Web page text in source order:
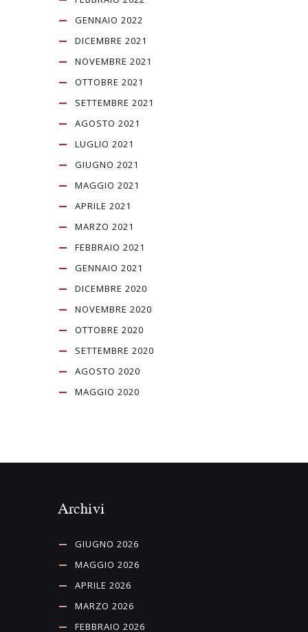
GENNAIO 2022
DICEMBRE 2021
NOVEMBRE 2021
OTTOBRE 2021
SETTEMBRE 2021
AGOSTO 2021
LUGLIO 2021
GIUGNO 2021
MAGGIO 2021
APRILE 2021
MARZO 2021
FEBBRAIO 2021
GENNAIO 2021
DICEMBRE 2020
NOVEMBRE 2020
OTTOBRE 2020
SETTEMBRE 2020
AGOSTO 2020
MAGGIO 2020
Archivi
GIUGNO 2026
MAGGIO 2026
APRILE 2026
MARZO 2026
FEBBRAIO 2026